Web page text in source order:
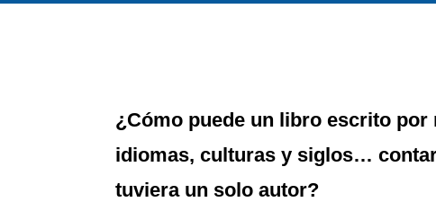
¿Cómo puede un libro escrito
idiomas, culturas y siglos…
tuviera un solo autor?